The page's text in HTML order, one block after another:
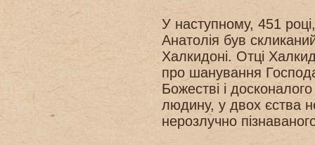
У наступному, 451 році,
Анатолія був
Халкидоні. Отці
про шанування
Божестві і
людину, у двох єства
нерозлучно